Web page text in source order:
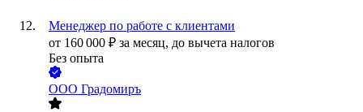
Менеджер по работе с клиентами
от 160 000 ₽ за месяц, до вычета налогов
Без опыта
ООО Градомиръ